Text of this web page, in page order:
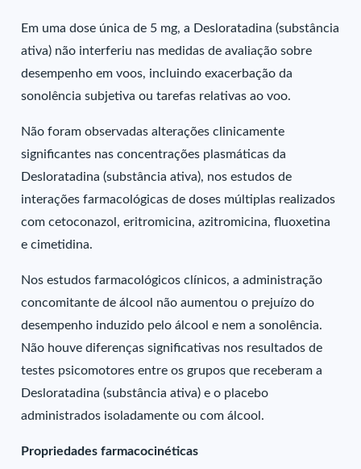
Em uma dose única de 5 mg, a Desloratadina (substância
ativa) não interferiu nas medidas de avaliação sobre
desempenho em voos, incluindo exacerbação da
sonolência subjetiva ou tarefas relativas ao voo.
Não foram observadas alterações clinicamente
significantes nas concentrações plasmáticas da
Desloratadina (substância ativa), nos estudos de
interações farmacológicas de doses múltiplas realizados
com cetoconazol, eritromicina, azitromicina, fluoxetina
e cimetidina.
Nos estudos farmacológicos clínicos, a administração
concomitante de álcool não aumentou o prejuízo do
desempenho induzido pelo álcool e nem a sonolência.
Não houve diferenças significativas nos resultados de
testes psicomotores entre os grupos que receberam a
Desloratadina (substância ativa) e o placebo
administrados isoladamente ou com álcool.
Propriedades farmacocinéticas